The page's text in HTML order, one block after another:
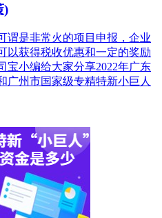
)
谓是非常火的项目申报，企业
以获得税收优惠和一定的奖励
宝小编给大家分享2022年广东
广州市国家级专精特新小巨人